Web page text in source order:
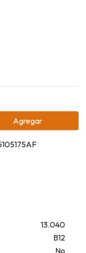
Agregar
13.040
B12
No